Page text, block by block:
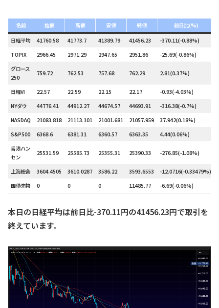
名前 始値 高値 安値 終値 前日比(%)
日経平均 41760.58 41773.7 41389.79 41456.23 -370.11(-0.88%)
TOPIX
2966.45 2971.29 2947.65 2951.86 -25.69(-0.86%)
グロース
250
759.72 762.53 757.68 762.29 2.81(0.37%)
日経VI 22.57 22.59 22.15 22.17 -0.93(-4.03%)
NYダウ
44776.41 44912.27 44674.57 44693.91 -316.38(-0.7%)
NASDAQ
21083.818 21113.101 21001.681 21057.959 37.942(0.18%)
S&P500
6368.6 6381.31 6360.57 6363.35 4.44(0.06%)
香港ハン
セン
25531.59 25585.73 25355.31 25390.33 -276.85(-1.08%)
上海総合 3604.4505 3610.0287 3586.22 3593.6553 -12.0716(-0.33479%)
国債先物
0 0 0 11485.77 -6.69(-0.06%)
本日の日経平均は前日比-370.11円の41456.23円で取引を
終えています。